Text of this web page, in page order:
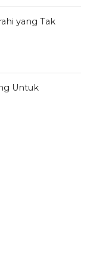
yang Tak
Untuk